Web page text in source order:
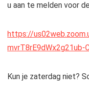
u aan te melden voor
https://
mvrT8rE9dWx2g21ub-
Kun je zaterdag niet?